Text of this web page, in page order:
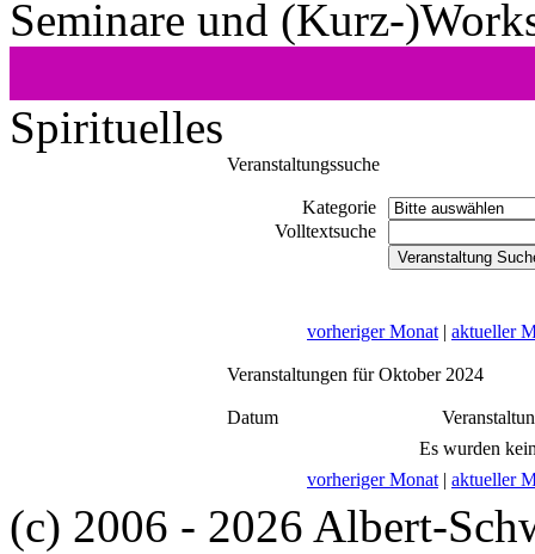
Seminare und (Kurz-
Spirituelles
Veranstaltungssuche
Kategorie
Volltextsuche
vorheriger Monat | aktueller
Veranstaltungen für Oktober 2024
Datum
Es wurden
vorheriger Monat | aktueller
(c) 2006 - 2026 Albert-